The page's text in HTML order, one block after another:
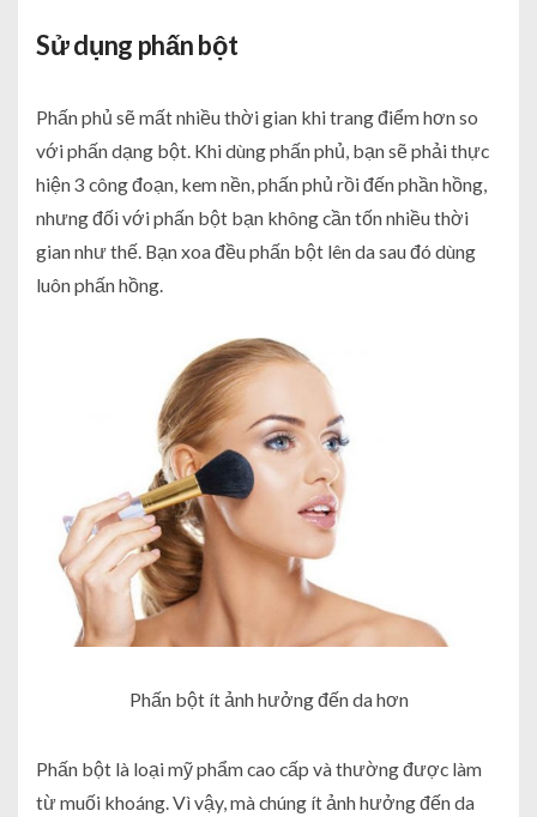
Sử dụng phấn bột
Phấn phủ sẽ mất nhiều thời gian khi trang điểm hơn so
với phấn dạng bột. Khi dùng phấn phủ, bạn sẽ phải thực
hiện 3 công đoạn, kem nền, phấn phủ rồi đến phần hồng,
nhưng đối với phấn bột bạn không cần tốn nhiều thời
gian như thế. Bạn xoa đều phấn bột lên da sau đó dùng
luôn phấn hồng.
Phấn bột ít ảnh hưởng đến da hơn
Phấn bột là loại mỹ phẩm cao cấp và thường được làm
từ muối khoáng. Vì vậy, mà chúng ít ảnh hưởng đến da